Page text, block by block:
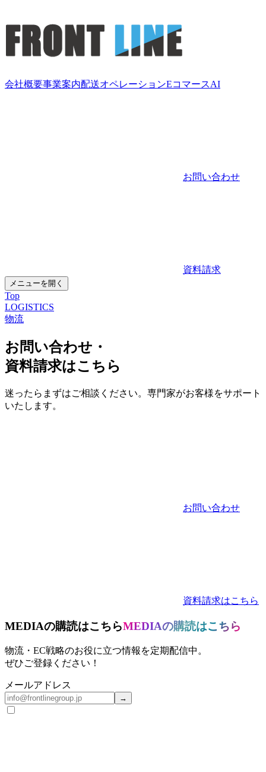
会社概要事業案内配送オペレーションEコマースAI
お問い合わせ
資料請求
メニューを開く
Top
LOGISTICS
物流
お問い合わせ・
資料請求はこちら
迷ったらまずはご相談ください。専門家がお客様をサポート
いたします。
お問い合わせ
資料請求はこちら
MEDIAの購読はこちらMEDIAの購読はこちら
物流・EC戦略のお役に立つ情報を定期配信中。
ぜひご登録ください！
メールアドレス
→